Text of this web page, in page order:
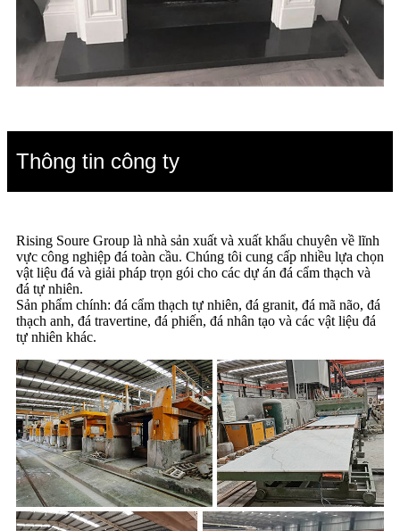
Thông tin công ty
Rising Soure Group là nhà sản xuất và xuất khẩu chuyên về lĩnh
vực công nghiệp đá toàn cầu. Chúng tôi cung cấp nhiều lựa chọn
vật liệu đá và giải pháp trọn gói cho các dự án đá cẩm thạch và
đá tự nhiên.
Sản phẩm chính: đá cẩm thạch tự nhiên, đá granit, đá mã não, đá
thạch anh, đá travertine, đá phiến, đá nhân tạo và các vật liệu đá
tự nhiên khác.